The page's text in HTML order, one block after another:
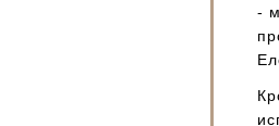
-